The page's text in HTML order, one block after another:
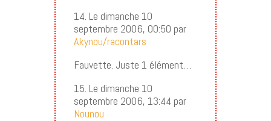
14. Le dimanche 10
septembre 2006, 00:50 par
Akynou/racontars
Fauvette. Juste 1 élément…
15. Le dimanche 10
septembre 2006, 13:44 par
Nounou